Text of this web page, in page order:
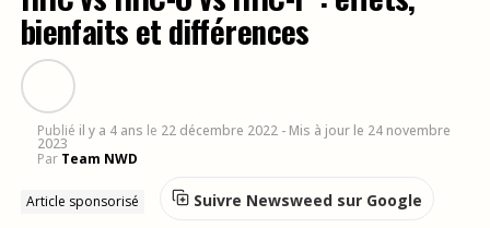
bienfaits et différences
Publié il y a 4 ans le 22 décembre 2022 - Mis à jour le 24 novembre
2023
Par Team NWD
Article sponsorisé Suivre Newsweed sur Google